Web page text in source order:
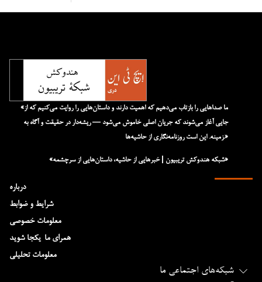
شبکه‌های اجتماعی ما
درباره
شرایط و ضوابط
معلومات خصوصی
همرای ما-یکجا شوید
معلومات تحلیلی
«ما صداهایی را بازتاب می‌دهیم که اهمیت دارند و داستان‌هایی را روایت می‌کنیم که از
جایی آغاز می‌شوند که جریان اصلی خاموش می‌شود — ریشه‌دار در حقیقت و آگاه به
زمینه. این است روزنامه‌نگاری از حاشیه‌ها.»
«شبکه هند‌و‌کش تریبیون | خبرهایی از حاشیه، داستان‌هایی از سرچشمه»